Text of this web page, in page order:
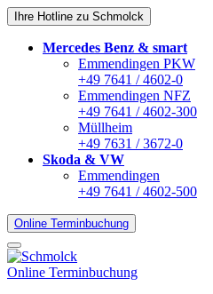
Ihre Hotline zu Schmolck
Mercedes Benz & smart
Emmendingen PKW
+49 7641 / 4602-0
Emmendingen NFZ
+49 7641 / 4602-300
Müllheim
+49 7631 / 3672-0
Skoda & VW
Emmendingen
+49 7641 / 4602-500
Online Terminbuchung
Online Terminbuchung